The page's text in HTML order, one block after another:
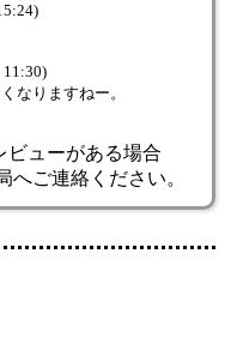
11:30)
なりますねー。
ューがある場合
へご連絡ください。